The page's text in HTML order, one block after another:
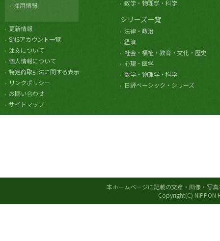
採用情報
更新情報
SNSアカウント一覧
注文について
個人情報について
特定商取引法に関する表示
リンクポリシー
お問い合わせ
サイトマップ
数学・物理学・科学
シリーズ一覧
法律・政治
経済
社会・福祉・教育・文化・歴史
心理・医学
数学・物理学・科学
日評ベーシック・シリーズ
本ホームページに記載の文章・画像・写
Copyright(C) NIPPON